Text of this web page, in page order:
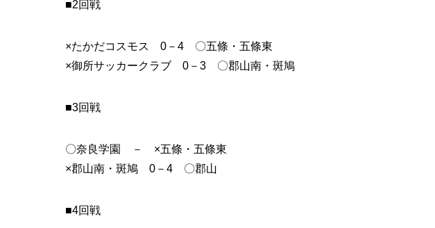
■2回戦
×たかだコスモス 0－4 〇五條・五條東
×御所サッカークラブ 0－3 〇郡山南・斑鳩
■3回戦
〇奈良学園 － ×五條・五條東
×郡山南・斑鳩 0－4 〇郡山
■4回戦